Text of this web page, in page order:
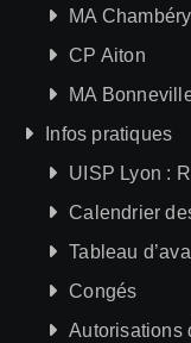
MA Chambéry
CP Aiton
MA
Infos pratiques
UISP Lyon :
Calendrier
Tableau
Congés
Autorisations